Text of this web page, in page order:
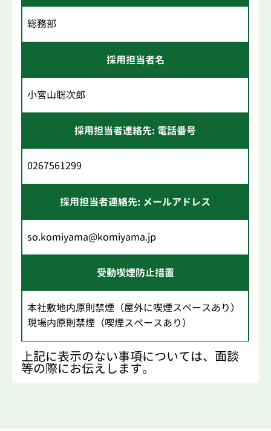
総務部
採用担当者名
小宮山聡次郎
採用担当者連絡先: 電話番号
0267561299
採用担当者連絡先: メールアドレス
so.komiyama@komiyama.jp
受動喫煙防止措置
本社敷地内原則禁煙（屋外に喫煙スペースあり）
現場内原則禁煙（喫煙スペースあり）
上記に表示のない事項については、面談
等の際にお伝えします。